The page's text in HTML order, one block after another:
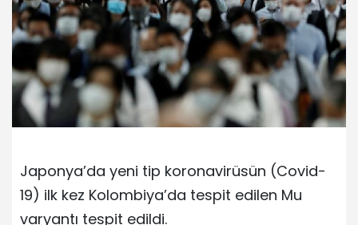
Japonya’da yeni tip koronavirüsün (Covid-
19) ilk kez Kolombiya’da tespit edilen Mu
varyantı tespit edildi.